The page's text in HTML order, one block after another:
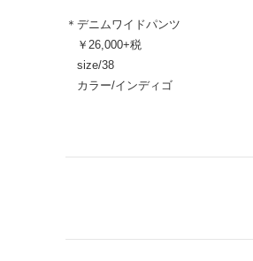
＊デニムワイドパンツ
￥26,000+税
size/38
カラー/インディゴ